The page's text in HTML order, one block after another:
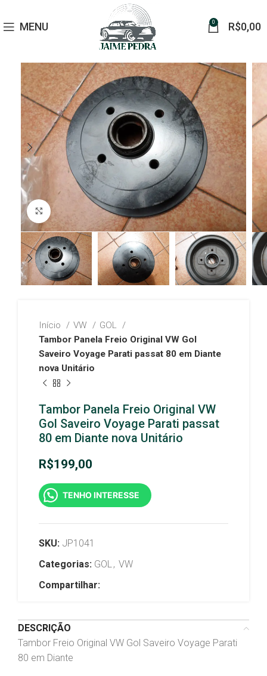
MENU 0 R$0,00
Click to enlarge
Início VW
GOL
Tambor Panela Freio Original VW Gol
Saveiro Voyage Parati passat 80 em Diante
nova Unitário
Tambor Panela Freio Original VW
Gol Saveiro Voyage Parati passat
80 em Diante nova Unitário
R$199,00
TENHO INTERESSE
SKU: JP1041
Categorias: GOL, VW
Compartilhar:
DESCRIÇÃO
Tambor Freio Original VW Gol Saveiro Voyage Parati
80 em Diante